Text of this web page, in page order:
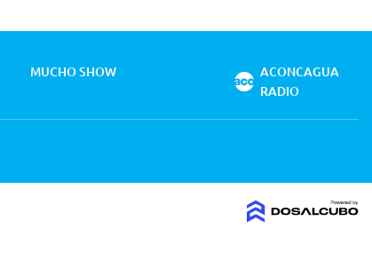
MUCHO SHOW
ACONCAGUA
RADIO